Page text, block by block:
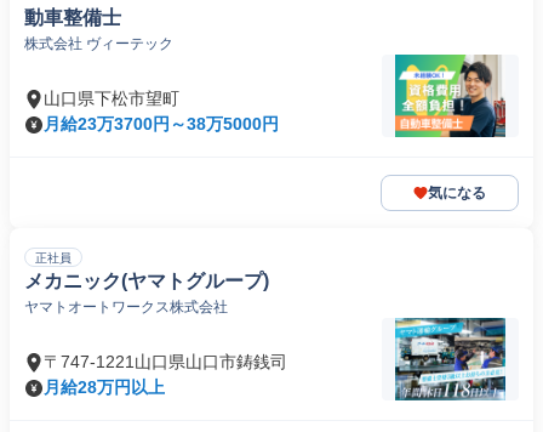
動車整備士
株式会社 ヴィーテック
山口県下松市望町
月給23万3700円～38万5000円
気になる
正社員
メカニック(ヤマトグループ)
ヤマトオートワークス株式会社
〒747-1221山口県山口市鋳銭司
月給28万円以上